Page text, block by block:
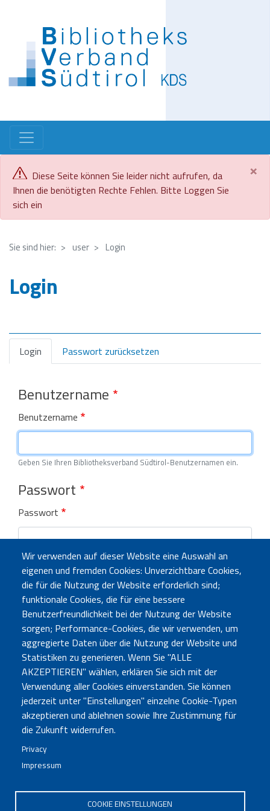
Inhalt
×
Diese Seite können Sie leider nicht aufrufen, da
Ihnen die benötigten Rechte Fehlen. Bitte Loggen Sie
sich ein
Sie sind hier: user Login
Login
Primary
tabs
Login Passwort zurücksetzen
Benutzername
Benutzername
Geben Sie Ihren Bibliotheksverband Südtirol-Benutzernamen ein.
Passwort
Passwort
Geben Sie hier das zugehörige Passwort an.
Login
Wir verwenden auf dieser Website eine Auswahl an
eigenen und fremden Cookies: Unverzichtbare Cookies,
die für die Nutzung der Website erforderlich sind;
funktionale Cookies, die für eine bessere
Benutzerfreundlichkeit bei der Nutzung der Website
sorgen; Performance-Cookies, die wir verwenden, um
aggregierte Daten über die Nutzung der Website und
Statistiken zu generieren. Wenn Sie "ALLE
AKZEPTIEREN" wählen, erklären Sie sich mit der
Verwendung aller Cookies einverstanden. Sie können
jederzeit unter "Einstellungen" einzelne Cookie-Typen
akzeptieren und ablehnen sowie Ihre Zustimmung für
die Zukunft widerrufen.
Privacy
Impressum
COOKIE EINSTELLUNGEN
Büro BozenSebastian-Altmann-Str. 17 - 39100 Bozen - Tel. 0471
Büro Bruneck
neuigkeiten@bvs.bz.it- PEC:bibliotheksverband@pec.bvs.bz.it